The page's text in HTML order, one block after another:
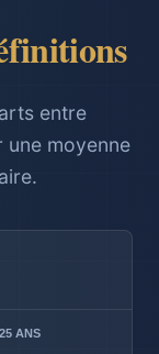
entre
moyenne